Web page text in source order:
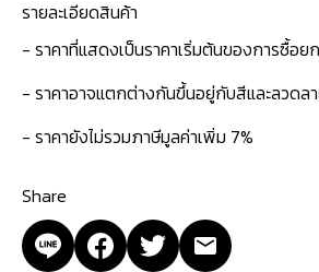
รายละเอียดสินค้า
- ราคาที่แสดงเป็นราคาเริ่มต้นของการซื้อย
- ราคาอาจแตกต่างกันขึ้นอยู่กับสีและลวดล
- ราคายังไม่รวมภาษีมูลค่าเพิ่ม 7%
Share